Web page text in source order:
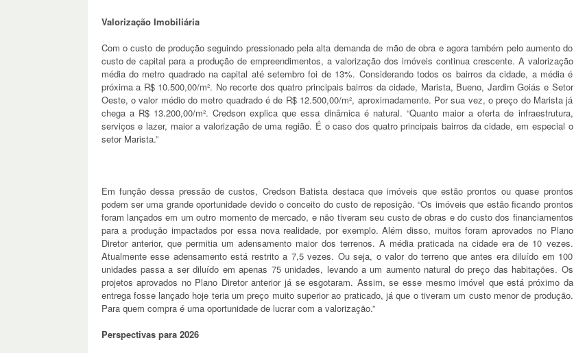
Valorização Imobiliária
Com o custo de produção seguindo pressionado pela alta demanda de mão de obra e agora também pelo aumento do
custo de capital para a produção de empreendimentos, a valorização dos imóveis continua crescente. A valorização
média do metro quadrado na capital até setembro foi de 13%. Considerando todos os bairros da cidade, a média é
próxima a R$ 10.500,00/m². No recorte dos quatro principais bairros da cidade, Marista, Bueno, Jardim Goiás e Setor
Oeste, o valor médio do metro quadrado é de R$ 12.500,00/m², aproximadamente. Por sua vez, o preço do Marista já
chega a R$ 13.200,00/m². Credson explica que essa dinâmica é natural. “Quanto maior a oferta de infraestrutura,
serviços e lazer, maior a valorização de uma região. É o caso dos quatro principais bairros da cidade, em especial o
setor Marista.”
Em função dessa pressão de custos, Credson Batista destaca que imóveis que estão prontos ou quase prontos
podem ser uma grande oportunidade devido o conceito do custo de reposição. “Os imóveis que estão ficando prontos
foram lançados em um outro momento de mercado, e não tiveram seu custo de obras e do custo dos financiamentos
para a produção impactados por essa nova realidade, por exemplo. Além disso, muitos foram aprovados no Plano
Diretor anterior, que permitia um adensamento maior dos terrenos. A média praticada na cidade era de 10 vezes.
Atualmente esse adensamento está restrito a 7,5 vezes. Ou seja, o valor do terreno que antes era diluído em 100
unidades passa a ser diluído em apenas 75 unidades, levando a um aumento natural do preço das habitações. Os
projetos aprovados no Plano Diretor anterior já se esgotaram. Assim, se esse mesmo imóvel que está próximo da
entrega fosse lançado hoje teria um preço muito superior ao praticado, já que o tiveram um custo menor de produção.
Para quem compra é uma oportunidade de lucrar com a valorização.”
Perspectivas para 2026